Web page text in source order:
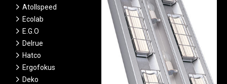
Atollspeed
Ecolab
E.G.O
Delrue
Hatco
Ergofokus
Deko